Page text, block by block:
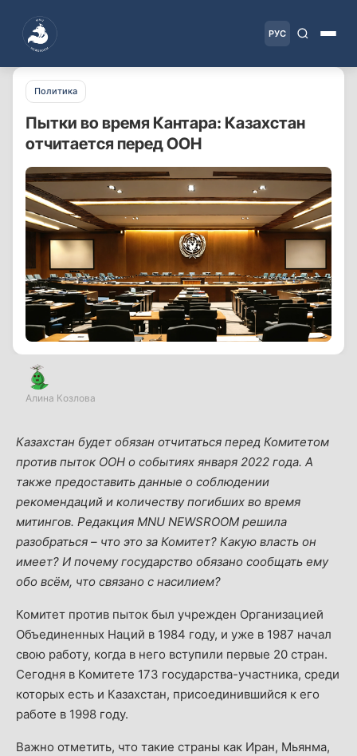
РУС
Политика
Пытки во время Кантара: Казахстан
отчитается перед ООН
Алина Козлова
Казахстан будет обязан отчитаться перед Комитетом
против пыток ООН о событиях января 2022 года. А
также предоставить данные о соблюдении
рекомендаций и количеству погибших во время
митингов. Редакция MNU NEWSROOM решила
разобраться – что это за Комитет? Какую власть он
имеет? И почему государство обязано сообщать ему
обо всём, что связано с насилием?
Комитет против пыток был учрежден Организацией
Объединенных Наций в 1984 году, и уже в 1987 начал
свою работу, когда в него вступили первые 20 стран.
Сегодня в Комитете 173 государства-участника, среди
которых есть и Казахстан, присоединившийся к его
работе в 1998 году.
Важно отметить, что такие страны как Иран, Мьянма,